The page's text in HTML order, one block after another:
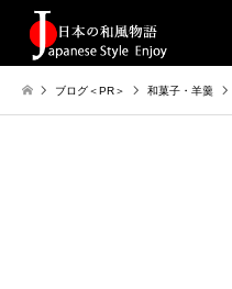
ブログ＜PR＞ 和菓子・羊羹